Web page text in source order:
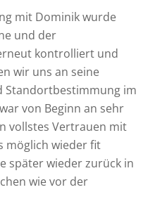
mit Dominik wurde
und der
kontrolliert und
wir uns an seine
Standortbestimmung im
von Beginn an sehr
vollstes Vertrauen mit
möglich wieder fit
später wieder zurück in
wie vor der